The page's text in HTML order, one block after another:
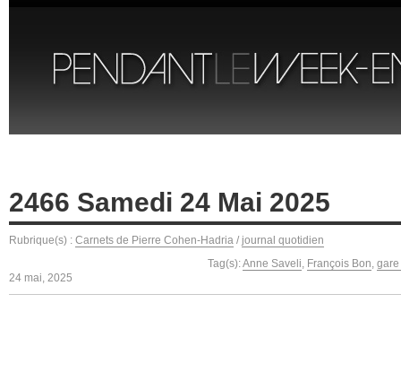
2466 Samedi 24 Mai 2025
Rubrique(s) : Carnets de Pierre Cohen-Hadria / journal quotidien
Tag(s):Anne Saveli, François Bon,
24 mai, 2025